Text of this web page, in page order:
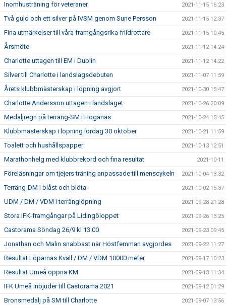
Inomhusträning för veteraner 2021-11-15 16:23
Två guld och ett silver på IVSM genom Sune Persson 2021-11-15 12:37
Fina utmärkelser till våra framgångsrika friidrottare 2021-11-15 10:45
Årsmöte 2021-11-12 14:24
Charlotte uttagen till EM i Dublin 2021-11-12 14:22
Silver till Charlotte i landslagsdebuten 2021-11-07 11:59
Årets klubbmästerskap i löpning avgjort 2021-10-30 15:47
Charlotte Andersson uttagen i landslaget 2021-10-26 20:09
Medaljregn på terräng-SM i Höganäs 2021-10-24 15:45
Klubbmästerskap i löpning lördag 30 oktober 2021-10-21 11:59
Toalett och hushållspapper 2021-10-13 12:51
Marathonhelg med klubbrekord och fina resultat 2021-10-11
Föreläsningar om tjejers träning anpassade till menscykeln 2021-10-04 13:32
Terräng-DM i blåst och blöta 2021-10-02 15:37
UDM / DM / VDM i terränglöpning 2021-09-28 21:28
Stora IFK-framgångar på Lidingöloppet 2021-09-26 13:25
Castorama Söndag 26/9 kl 13.00 2021-09-23 09:45
Jonathan och Malin snabbast när Höstfemman avgjordes 2021-09-22 11:27
Resultat Löparnas Kväll / DM / VDM 10000 meter 2021-09-17 10:23
Resultat Umeå öppna KM 2021-09-13 11:34
IFK Umeå inbjuder till Castorama 2021 2021-09-12 01:29
Bronsmedalj på SM till Charlotte 2021-09-07 13:56